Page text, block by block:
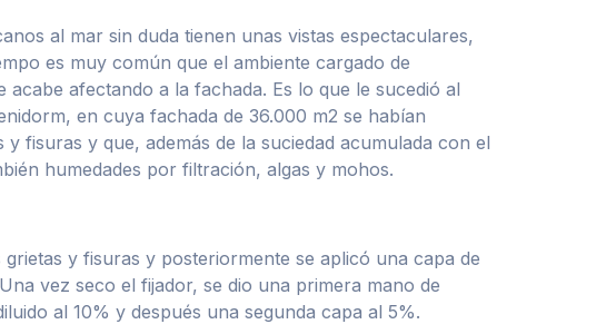
al mar sin duda tienen unas vistas espectaculares,
es muy común que el ambiente cargado de
acabe afectando a la fachada. Es lo que le sucedió al
en cuya fachada de 36.000 m2 se habían
y fisuras y que, además de la suciedad acumulada con el
humedades por filtración, algas y mohos.
y fisuras y posteriormente se aplicó una capa de
vez seco el fijador, se dio una primera mano de
al 10% y después una segunda capa al 5%.